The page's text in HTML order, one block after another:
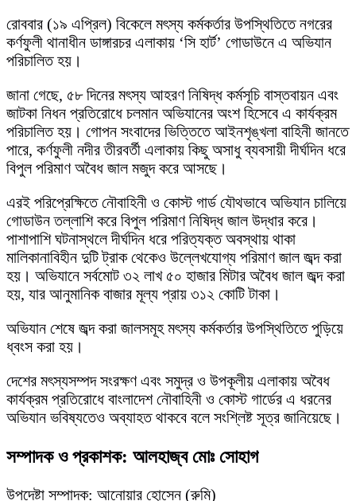
রোববার (১৯ এপ্রিল) বিকেলে মৎস্য কর্মকর্তার উপস্থিতিতে নগরের
কর্ণফুলী থানাধীন ডাঙ্গারচর এলাকায় ‘সি হার্ট’ গোডাউনে এ অভিযান
পরিচালিত হয়।
জানা গেছে, ৫৮ দিনের মৎস্য আহরণ নিষিদ্ধ কর্মসূচি বাস্তবায়ন এবং
জাটকা নিধন প্রতিরোধে চলমান অভিযানের অংশ হিসেবে এ কার্যক্রম
পরিচালিত হয়। গোপন সংবাদের ভিত্তিতে আইনশৃঙ্খলা বাহিনী জানতে
পারে, কর্ণফুলী নদীর তীরবর্তী এলাকায় কিছু অসাধু ব্যবসায়ী দীর্ঘদিন ধরে
বিপুল পরিমাণ অবৈধ জাল মজুদ করে আসছে।
এরই পরিপ্রেক্ষিতে নৌবাহিনী ও কোস্ট গার্ড যৌথভাবে অভিযান চালিয়ে
গোডাউন তল্লাশি করে বিপুল পরিমাণ নিষিদ্ধ জাল উদ্ধার করে।
পাশাপাশি ঘটনাস্থলে দীর্ঘদিন ধরে পরিত্যক্ত অবস্থায় থাকা
মালিকানাবিহীন দুটি ট্রাক থেকেও উল্লেখযোগ্য পরিমাণ জাল জব্দ করা
হয়। অভিযানে সর্বমোট ৩২ লাখ ৫০ হাজার মিটার অবৈধ জাল জব্দ করা
হয়, যার আনুমানিক বাজার মূল্য প্রায় ৩১২ কোটি টাকা।
অভিযান শেষে জব্দ করা জালসমূহ মৎস্য কর্মকর্তার উপস্থিতিতে পুড়িয়ে
ধ্বংস করা হয়।
দেশের মৎস্যসম্পদ সংরক্ষণ এবং সমুদ্র ও উপকূলীয় এলাকায় অবৈধ
কার্যক্রম প্রতিরোধে বাংলাদেশ নৌবাহিনী ও কোস্ট গার্ডের এ ধরনের
অভিযান ভবিষ্যতেও অব্যাহত থাকবে বলে সংশ্লিষ্ট সূত্র জানিয়েছে।
সম্পাদক ও প্রকাশক: আলহাজ্ব মোঃ সোহাগ
উপদেষ্টা সম্পাদক: আনোয়ার হোসেন (রুমি)